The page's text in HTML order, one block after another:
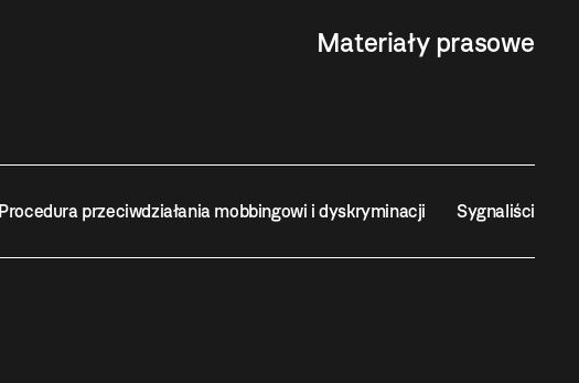
Materiały prasowe
Procedura przeciwdziałania mobbingowi i dyskryminacji Sygnaliści